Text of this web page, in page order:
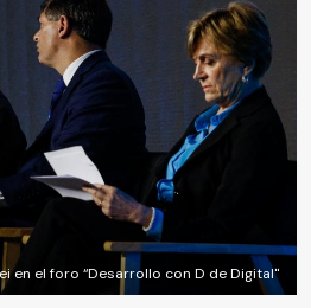
en el foro “Desarrollo con D de Digital"